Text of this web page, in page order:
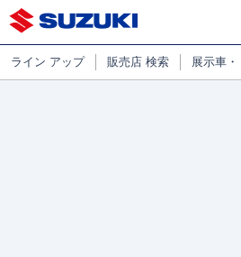
ライン アップ 販売店 検索 展示車・